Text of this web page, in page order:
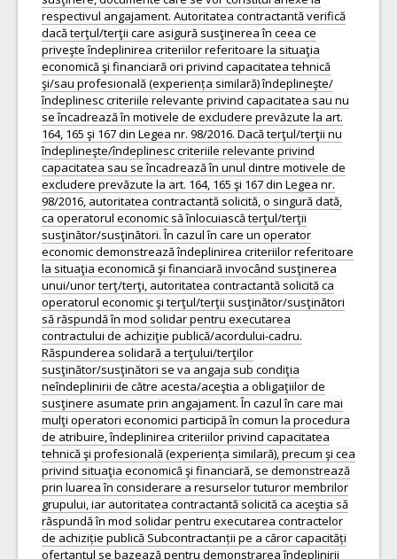
respectivul angajament. Autoritatea contractantă verifică
dacă terţul/terţii care asigură susţinerea în ceea ce
priveşte îndeplinirea criteriilor referitoare la situaţia
economică şi financiară ori privind capacitatea tehnică
şi/sau profesională (experiența similară) îndeplineşte/
îndeplinesc criteriile relevante privind capacitatea sau nu
se încadrează în motivele de excludere prevăzute la art.
164, 165 şi 167 din Legea nr. 98/2016. Dacă terţul/terţii nu
îndeplineşte/îndeplinesc criteriile relevante privind
capacitatea sau se încadrează în unul dintre motivele de
excludere prevăzute la art. 164, 165 şi 167 din Legea nr.
98/2016, autoritatea contractantă solicită, o singură dată,
ca operatorul economic să înlocuiască terţul/terţii
susţinător/susţinători. În cazul în care un operator
economic demonstrează îndeplinirea criteriilor referitoare
la situaţia economică şi financiară invocând susţinerea
unui/unor terţ/terţi, autoritatea contractantă solicită ca
operatorul economic şi terţul/terţii susţinător/susţinători
să răspundă în mod solidar pentru executarea
contractului de achiziţie publică/acordului-cadru.
Răspunderea solidară a terţului/terţilor
susţinător/susţinători se va angaja sub condiţia
neîndeplinirii de către acesta/aceştia a obligaţiilor de
susţinere asumate prin angajament. În cazul în care mai
mulţi operatori economici participă în comun la procedura
de atribuire, îndeplinirea criteriilor privind capacitatea
tehnică şi profesională (experiența similară), precum şi cea
privind situaţia economică şi financiară, se demonstrează
prin luarea în considerare a resurselor tuturor membrilor
grupului, iar autoritatea contractantă solicită ca aceştia să
răspundă în mod solidar pentru executarea contractelor
de achiziție publică Subcontractanții pe a căror capacități
ofertantul se bazează pentru demonstrarea îndeplinirii